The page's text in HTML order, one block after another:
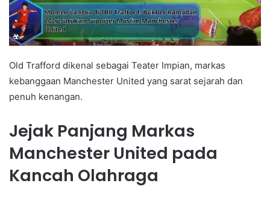
Old Trafford dikenal sebagai Teater Impian, markas
kebanggaan Manchester United yang sarat sejarah dan
penuh kenangan.
Jejak Panjang Markas
Manchester United pada
Kancah Olahraga